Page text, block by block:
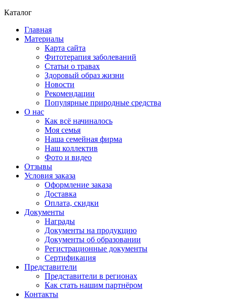
Каталог
Главная
Материалы
Карта сайта
Фитотерапия заболеваний
Статьи о травах
Здоровый образ жизни
Новости
Рекомендации
Популярные природные средства
О нас
Как всё начиналось
Моя семья
Наша семейная фирма
Наш коллектив
Фото и видео
Отзывы
Условия заказа
Оформление заказа
Доставка
Оплата, скидки
Документы
Награды
Документы на продукцию
Документы об образовании
Регистрационные документы
Сертификация
Представители
Представители в регионах
Как стать нашим партнёром
Контакты